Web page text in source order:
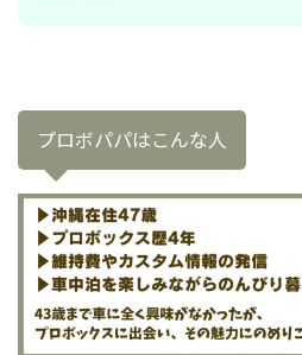
プロボパパはこんな人